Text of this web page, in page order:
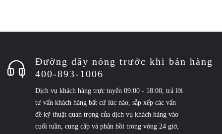
Đường dây nóng trước khi bán hàng
400-893-1006
Dịch vụ khách hàng trực tuyến 09:00 - 18:00, trả lời
tư vấn khách hàng bất cứ lúc nào, sắp xếp các vấn
đề kỹ thuật quan trọng của dịch vụ khách hàng vào
cuối tuần, cung cấp và phản hồi trong vòng 24 giờ,